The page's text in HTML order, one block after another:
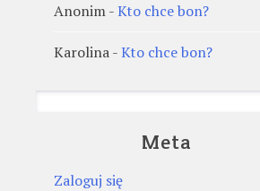
Anonim-Kto chce bon?
Karolina-Kto chce bon?
Meta
Zaloguj się